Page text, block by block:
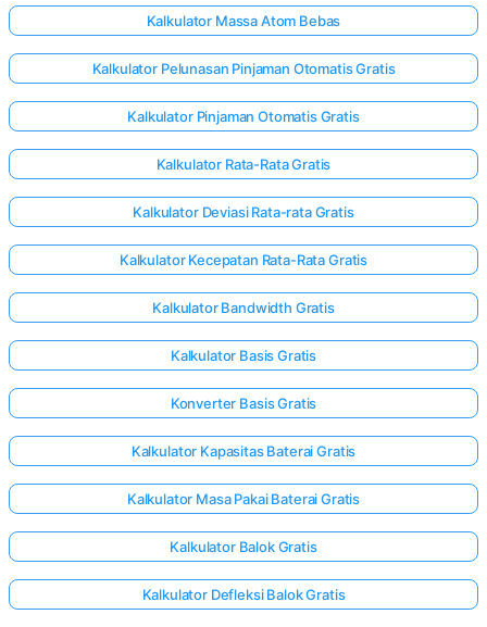
Kalkulator Massa Atom Bebas
Kalkulator Pelunasan Pinjaman Otomatis Gratis
Kalkulator Pinjaman Otomatis Gratis
Kalkulator Rata-Rata Gratis
Kalkulator Deviasi Rata-rata Gratis
Kalkulator Kecepatan Rata-Rata Gratis
Kalkulator Bandwidth Gratis
Kalkulator Basis Gratis
Konverter Basis Gratis
Kalkulator Kapasitas Baterai Gratis
Kalkulator Masa Pakai Baterai Gratis
Kalkulator Balok Gratis
Kalkulator Defleksi Balok Gratis